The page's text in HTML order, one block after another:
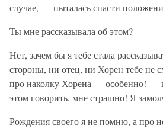
случае, — пыталась спасти
Ты мне рассказывала об этом?
Нет, зачем бы я тебе стала
стороны, ни отец, ни Хорен тебе не
про наколку Хорена — особенно! —
этом говорить, мне страшно! Я
Рождения своего я не помню, а про